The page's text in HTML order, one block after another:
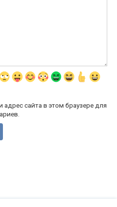
сайта в этом браузере для